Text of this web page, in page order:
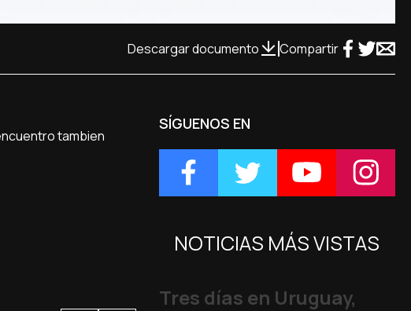
Descargar documento Compartir
tambien
SÍGUENOS EN
NOTICIAS MÁS VISTAS
Tres días en Uruguay,